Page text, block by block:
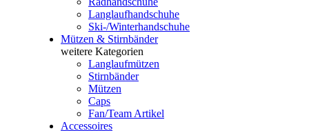
Langlaufhandschuhe
Ski-/Winterhandschuhe
Mützen & Stirnbänder
weitere Kategorien
Langlaufmützen
Stirnbänder
Mützen
Caps
Fan/Team Artikel
Accessoires